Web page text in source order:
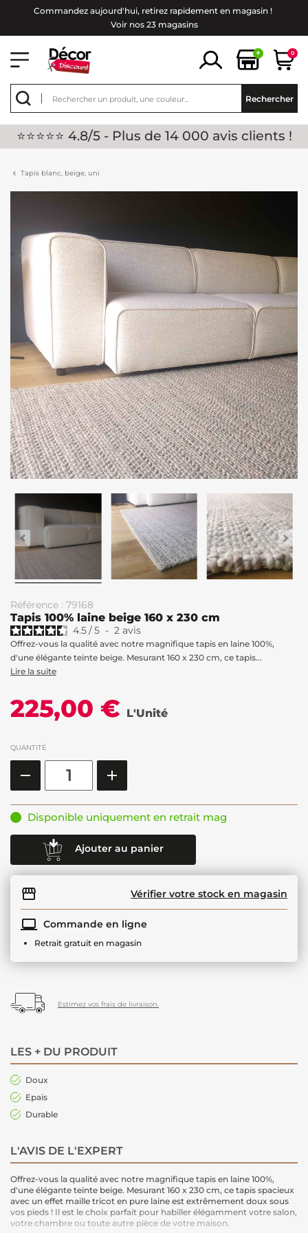
Commandez aujourd'hui, retirez rapidement en magasin !
Voir nos 23 magasins
+ 0
Rechercher
⭐⭐⭐⭐⭐ 4.8/5 - Plus de 14 000 avis clients !
Tapis blanc, beige, uni
Référence : 79168
Tapis 100% laine beige 160 x 230 cm
4.5/5 - 2 avis
Offrez-vous la qualité avec notre magnifique tapis en laine 100%,
d'une élégante teinte beige. Mesurant 160 x 230 cm, ce tapis...
Lire la suite
225,00 € L'Unité
QUANTITÉ
Disponible uniquement en retrait mag
Ajouter au panier
Vérifier votre stock en magasin
Commande en ligne
Retrait gratuit en magasin
Estimez vos frais de livraison.
LES + DU PRODUIT
Doux
Epais
Durable
L'AVIS DE L'EXPERT
Offrez-vous la qualité avec notre magnifique tapis en laine 100%,
d'une élégante teinte beige. Mesurant 160 x 230 cm, ce tapis spacieux
avec un effet maille tricot en pure laine est extrêmement doux sous
vos pieds ! Il est le choix parfait pour habiller élégamment votre salon,
votre chambre ou toute autre pièce de votre maison.